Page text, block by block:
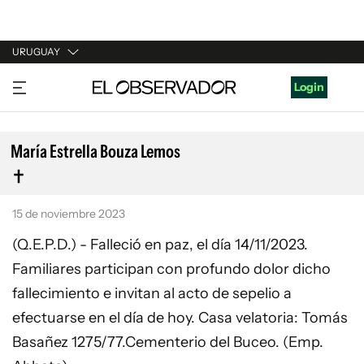
URUGUAY
URUGUAY
ARGENTINA
ESPAÑA
ESTADOS UNIDOS
Login
María Estrella Bouza Lemos
15 de noviembre 2023
(Q.E.P.D.) - Falleció en paz, el día 14/11/2023.
Familiares participan con profundo dolor dicho
fallecimiento e invitan al acto de sepelio a
efectuarse en el día de hoy. Casa velatoria: Tomás
Basañez 1275/77.Cementerio del Buceo. (Emp.